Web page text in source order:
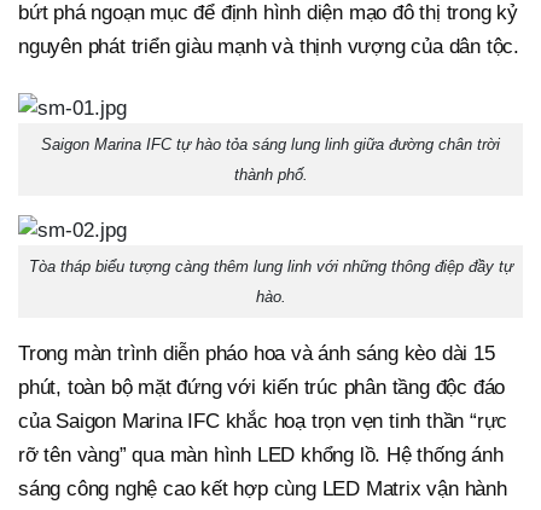
bứt phá ngoạn mục để định hình diện mạo đô thị trong kỷ
nguyên phát triển giàu mạnh và thịnh vượng của dân tộc.
Saigon Marina IFC tự hào tỏa sáng lung linh giữa đường chân trời
thành phố.
Tòa tháp biểu tượng càng thêm lung linh với những thông điệp đầy tự
hào.
Trong màn trình diễn pháo hoa và ánh sáng kèo dài 15
phút, toàn bộ mặt đứng với kiến trúc phân tầng độc đáo
của Saigon Marina IFC khắc hoạ trọn vẹn tinh thần “rực
rỡ tên vàng” qua màn hình LED khổng lồ. Hệ thống ánh
sáng công nghệ cao kết hợp cùng LED Matrix vận hành